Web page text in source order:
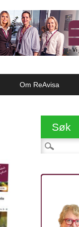
Om ReAvisa
Søk
Søk etter: